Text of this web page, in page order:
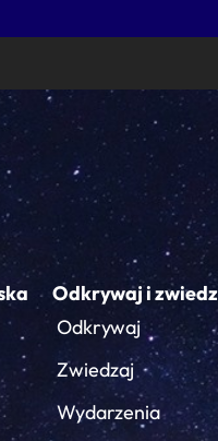
Odkrywaj i
Odkrywaj
Zwiedzaj
Wydarzenia